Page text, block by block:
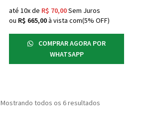
até 10x de R$ 70,00Sem Juros
ou R$ 665,00à vista com(5% OFF)
COMPRAR AGORA POR
WHATSAPP
Mostrando todos os 6 resultados